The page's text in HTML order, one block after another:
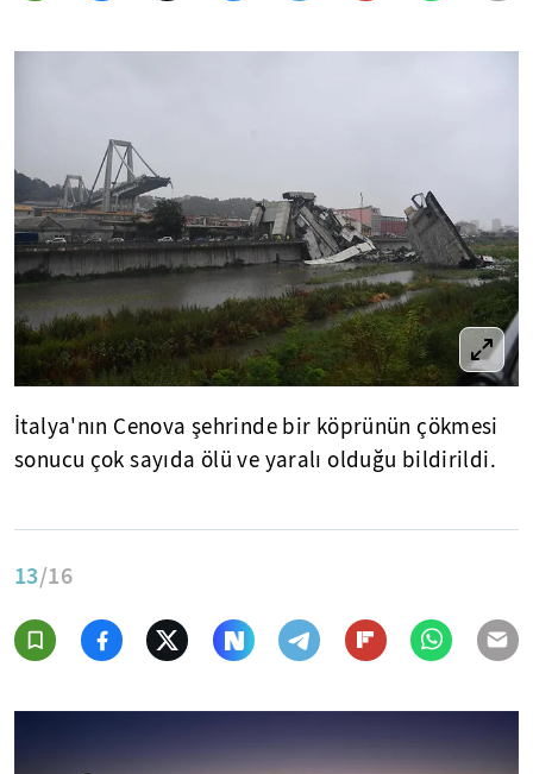
İtalya'nın Cenova şehrinde bir köprünün çökmesi
sonucu çok sayıda ölü ve yaralı olduğu bildirildi.
13/16